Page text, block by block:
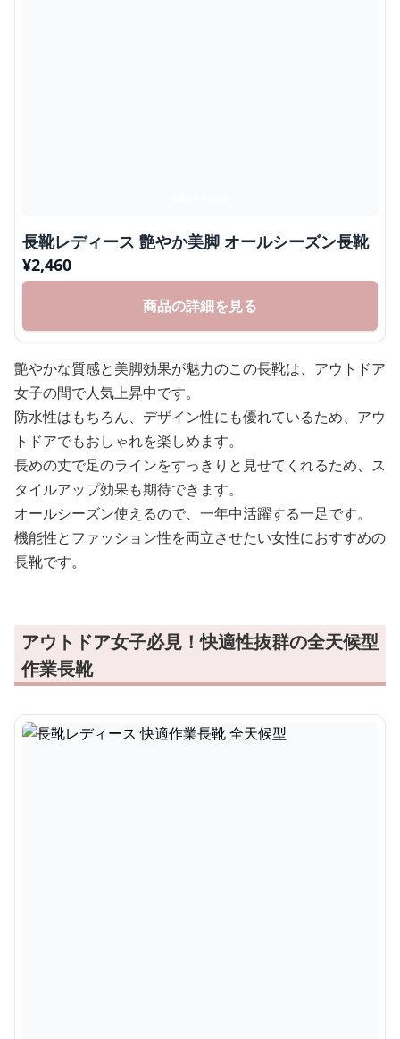
長靴レディース 艶やか美脚 オールシーズン長靴
¥2,460
商品の詳細を見る
艶やかな質感と美脚効果が魅力のこの長靴は、アウトドア
女子の間で人気上昇中です。
防水性はもちろん、デザイン性にも優れているため、アウ
トドアでもおしゃれを楽しめます。
長めの丈で足のラインをすっきりと見せてくれるため、ス
タイルアップ効果も期待できます。
オールシーズン使えるので、一年中活躍する一足です。
機能性とファッション性を両立させたい女性におすすめの
長靴です。
アウトドア女子必見！快適性抜群の全天候型
作業長靴